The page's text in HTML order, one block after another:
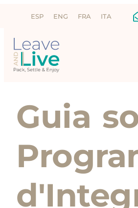
ESP ENG FRA ITA
Guia